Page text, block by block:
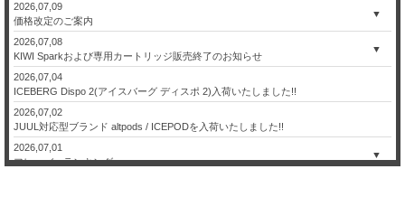
▼
2026,07,09
価格改定のご案内
▼
2026,07,08
KIWI Sparkおよび専用カートリッジ販売終了のお知らせ
2026,07,04
ICEBERG Dispo 2(アイスバーグ ディスポ 2)入荷いたしました!!
2026,07,02
JUUL対応型ブランド altpods / ICEPODを入荷いたしました!!
▼
2026,07,01
フレーバーランキング